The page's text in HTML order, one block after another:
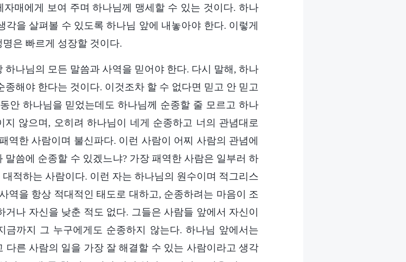
매에게 보여 주며 하나님께 맹세할 수 있는 것이다. 하나
각을 살펴볼 수 있도록 하나님 앞에 내놓아야 한다. 이렇게
은 빠르게 성장할 것이다.
하나님의 모든 말씀과 사역을 믿어야 한다. 다시 말해, 하나
종해야 한다는 것이다. 이것조차 할 수 없다면 믿고 안 믿고
안 하나님을 믿었는데도 하나님께 순종할 줄 모르고 하나
지 않으며, 오히려 하나님이 네게 순종하고 너의 관념대로
역한 사람이며 불신파다. 이런 사람이 어찌 사람의 관념에
말씀에 순종할 수 있겠느냐? 가장 패역한 사람은 일부러 하
적하는 사람이다. 이런 자는 하나님의 원수이며 적그리스
역을 항상 적대적인 태도로 대하고, 순종하려는 마음이 조
거나 자신을 낮춘 적도 없다. 그들은 사람들 앞에서 자신이
금까지 그 누구에게도 순종하지 않는다. 하나님 앞에서는
다른 사람의 일을 가장 잘 해결할 수 있는 사람이라고 생각